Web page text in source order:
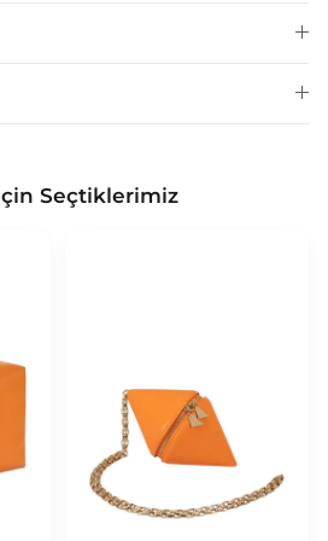
Seçtiklerimiz